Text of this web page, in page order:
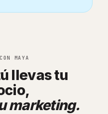
MAYA
llevas tu
marketing.